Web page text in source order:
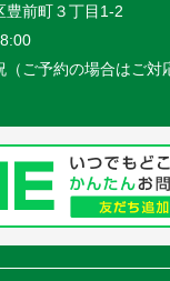
豊前町３丁目1-2
（ご予約の場合はご対